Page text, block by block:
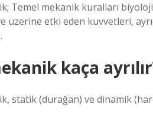
Temel mekanik kuralları
üzerine etki eden kuvvetleri,
kaça
statik (durağan) ve dinamik